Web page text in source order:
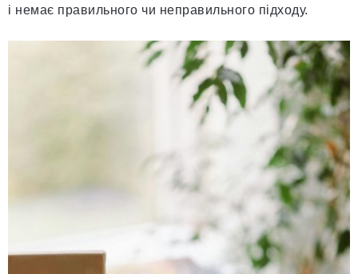
і немає правильного чи неправильного підходу.